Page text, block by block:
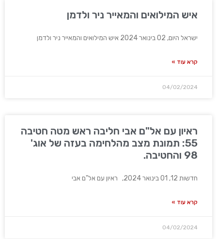
איש המילואים והמאייר ניר ולדמן
ישראל היום, 02 בינואר 2024 איש המילואים והמאייר ניר ולדמן
קרא עוד »
04/02/2024
ראיון עם אל"ם אבי חליבה ראש מטה חטיבה
55: תמונת מצב מהלחימה בעזה של אוג'
98 והחטיבה.
חדשות 12, 01 בינואר 2024, ראיון עם אל"ם אבי
קרא עוד »
04/02/2024